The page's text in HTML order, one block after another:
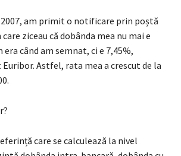
am primit o notificare prin poștă
ziceau că dobânda mea nu mai e
era când am semnat, ci e 7,45%,
Euribor. Astfel, rata mea a crescut de la
care se calculează la nivel